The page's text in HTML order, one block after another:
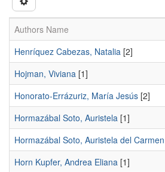
Authors Name
Henríquez Cabezas, Natalia [2]
Hojman, Viviana [1]
Honorato-Errázuriz, María Jesús [2]
Hormazábal Soto, Auristela [1]
Hormazábal Soto, Auristela del Carmen
Horn Kupfer, Andrea Eliana [1]